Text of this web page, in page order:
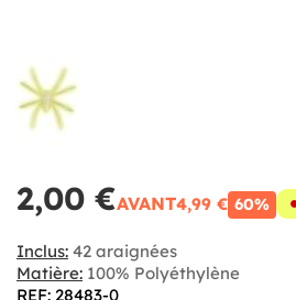
2,00 €AVANT4,99 € 60%
Inclus: 42 araignées
Matière: 100% Polyéthylène
REF: 28483-0